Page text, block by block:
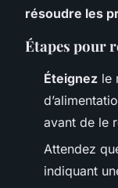
résoudre les
Étapes pour
Éteignez le
avant de le
Attendez
indiquant